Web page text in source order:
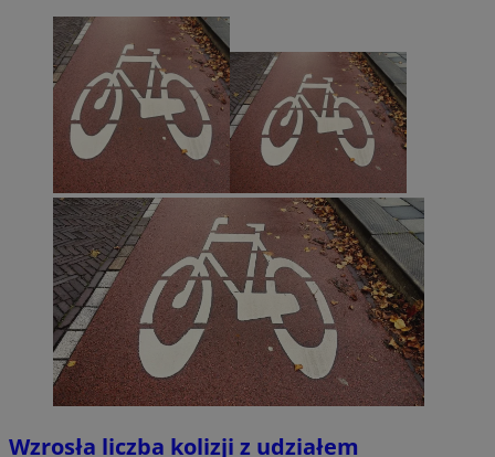
Wzrosła liczba kolizji z udziałem